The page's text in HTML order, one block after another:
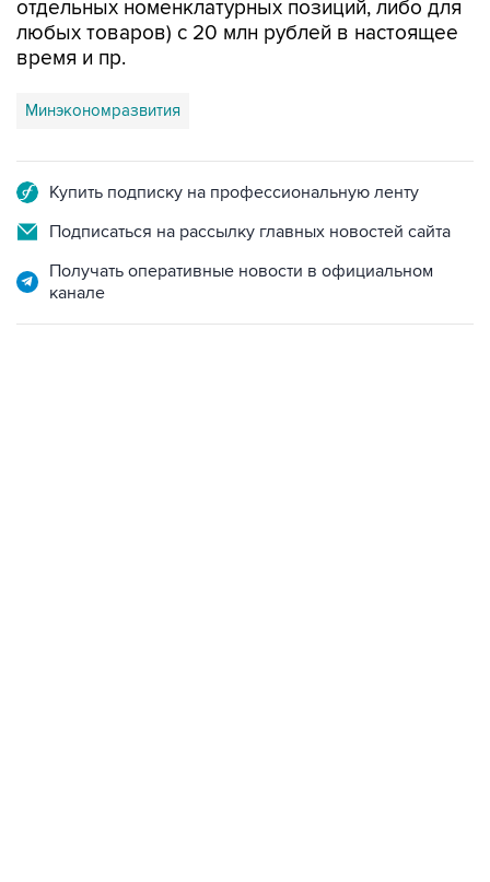
отдельных номенклатурных позиций, либо для
любых товаров) с 20 млн рублей в настоящее
время и пр.
Минэкономразвития
Купить подписку на профессиональную ленту
Подписаться на рассылку главных новостей сайта
Получать оперативные новости в официальном
канале